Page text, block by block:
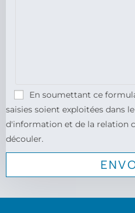
En soumettant ce
saisies soient exploitées dans
d'information et de la relation
découler.